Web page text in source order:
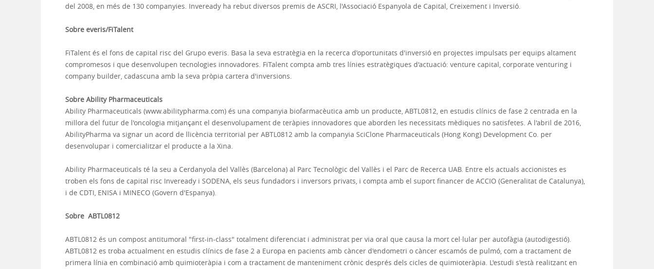
del 2008, en més de 130 companyies. Inveready ha rebut diversos premis de ASCRI, l'Associació Espanyola de Capital, Creixement i Inversió.
Sobreeveris/FiTalent
FiTalent és el fons de capital risc del Grupo everis. Basa la seva estratègia en la recerca d'oportunitats d'inversió en projectes impulsats per equips altament
compromesos i que desenvolupen tecnologies innovadores. FiTalent compta amb tres línies estratègiques d'actuació: venture capital, corporate venturing i
company builder, cadascuna amb la seva pròpia cartera d'inversions.
SobreAbility Pharmaceuticals
Ability Pharmaceuticals (www.abilitypharma.com) és una companyia biofarmacèutica amb un producte, ABTL0812, en estudis clínics de fase 2 centrada en la
millora del futur de l'oncologia mitjançant el desenvolupament de teràpies innovadores que aborden les necessitats mèdiques no satisfetes. A l'abril de 2016,
AbilityPharma va signar un acord de llicència territorial per ABTL0812 amb la companyia SciClone Pharmaceuticals (Hong Kong) Development Co. per
desenvolupar i comercialitzar el producte a la Xina.
Ability Pharmaceuticals té la seu a Cerdanyola del Vallès (Barcelona) al Parc Tecnològic del Vallès i el Parc de Recerca UAB. Entre els actuals accionistes es
troben els fons de capital risc Inveready i SODENA, els seus fundadors i inversors privats, i compta amb el suport financer de ACCIO (Generalitat de Catalunya),
i de CDTI, ENISA i MINECO (Govern d'Espanya).
Sobre ABTL0812
ABTL0812 és un compost antitumoral "first-in-class" totalment diferenciat i administrat per via oral que causa la mort cel·lular per autofàgia (autodigestió).
ABTL0812 es troba actualment en estudis clínics de fase 2 a Europa en pacients amb càncer d'endometri o càncer escamós de pulmó, com a tractament de
primera línia en combinació amb quimioteràpia i com a tractament de manteniment crònic després dels cicles de quimioteràpia. L'estudi s'està realitzant en